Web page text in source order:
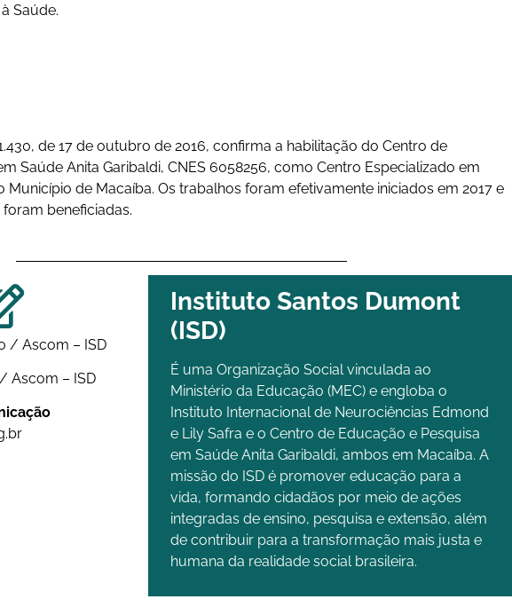
Saúde.
de 17 de outubro de 2016, confirma a habilitação do Centro de
Saúde Anita Garibaldi, CNES 6058256, como Centro Especializado em
Município de Macaíba. Os trabalhos foram efetivamente iniciados em 2017 e
beneficiadas.
/ Ascom – ISD
Ascom – ISD
Instituto Santos Dumont
(ISD)
É uma Organização Social vinculada ao
Ministério da Educação (MEC) e engloba o
Instituto Internacional de Neurociências Edmond
e Lily Safra e o Centro de Educação e Pesquisa
em Saúde Anita Garibaldi, ambos em Macaíba. A
missão do ISD é promover educação para a
vida, formando cidadãos por meio de ações
integradas de ensino, pesquisa e extensão, além
de contribuir para a transformação mais justa e
humana da realidade social brasileira.